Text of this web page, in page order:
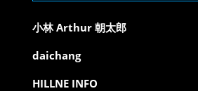
小林 Arthur 朝太郎
daichang
HILLNE INFO